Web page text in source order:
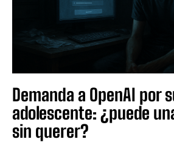
Demanda a OpenAI por
adolescente: ¿puede
sin querer?